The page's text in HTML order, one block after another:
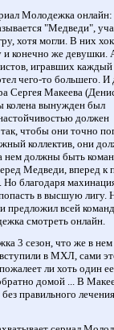
Молодежка онлайн:
"Медведи",
хотя могли. В них
и конечно же девушки.
игравших
чего-то большего. И
Сергея Макеева
колена вынужден был
должен
чтобы они точно
коллектив, они
нем должны быть
Медведи, вперед к
Но благодаря
в высшую лигу.
предложил всей
смотреть онлайн.
3 сезон, что же в нем
в МХЛ, сами
ли хоть один ее
домой ... В
правильного